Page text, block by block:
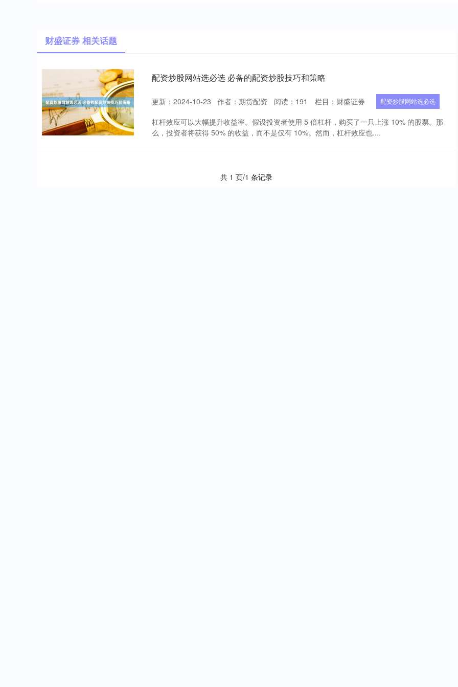
财盛证券 相关话题
配资炒股网站选必选 必备的配资炒股技巧和策略
更新：2024-10-23 作者：期货配资 阅读： 191 栏目： 财盛证券 配资炒股网站选必选
杠杆效应可以大幅提升收益率。假设投资者使用 5 倍杠杆，购买了一只上涨 10% 的股票。那
么，投资者将获得 50% 的收益，而不是仅有 10%。然而，杠杆效应也....
共 1 页/1 条记录